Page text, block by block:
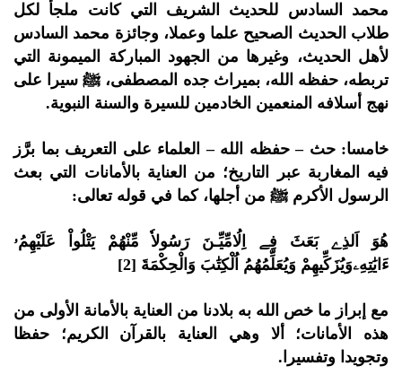
محمد السادس للحديث الشريف التي كانت ملجأ لكل
طلاب الحديث الصحيح علما وعملا، وجائزة محمد السادس
لأهل الحديث، وغيرها من الجهود المباركة الميمونة التي
تربطه، حفظه الله، بميراث جده المصطفى، ﷺ سيرا على
نهج أسلافه المنعمين الخادمين للسيرة والسنة النبوية.
خامسا: حث – حفظه الله – العلماء على التعريف بما برَّز
فيه المغاربة عبر التاريخ؛ من العناية بالأمانات التي بعث
الرسول الأكرم ﷺ من أجلها، كما في قوله تعالى:
هُوَ اَلذِے بَعَثَ فِے اِلُامِّيِّـنَ رَسُولاٗ مِّنْهُمْ يَتْلُواْ عَلَيْهِمُۥ
ءَايَٰتِهِۦوَيُزَكِّيهِمْ وَيُعَلِّمُهُمُ اُلْكِتَٰبَ وَالْحِكْمَةَ [2]
مع إبراز ما خص الله به بلادنا من العناية بالأمانة الأولى من
هذه الأمانات؛ ألا وهي العناية بالقرآن الكريم؛ حفظا
وتجويدا وتفسيرا.